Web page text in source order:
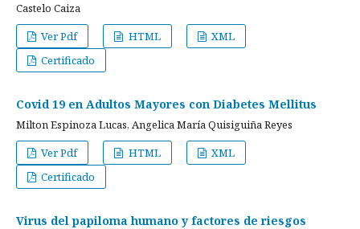
Castelo Caiza
Ver Pdf
HTML
XML
Certificado
Covid 19 en Adultos Mayores con Diabetes Mellitus
Milton Espinoza Lucas, Angelica María Quisiguiña Reyes
Ver Pdf
HTML
XML
Certificado
Virus del papiloma humano y factores de riesgos